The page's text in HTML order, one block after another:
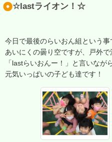
☆lastライオン！☆
今日で最後のらいおん組という事
あいにくの曇り空ですが、戸外
「lastらいおんー！」と言いな
元気いっぱいの子ども達です！